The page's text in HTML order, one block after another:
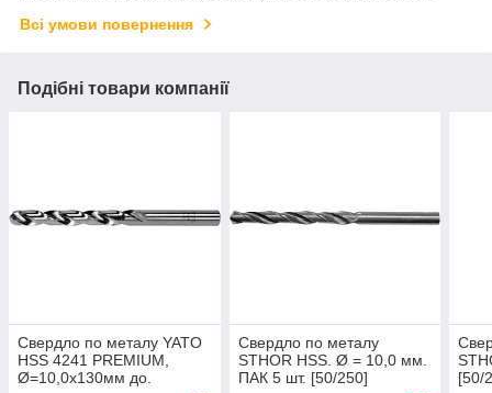
Всі умови повернення
Подібні товари компанії
Свердло по металу YATO
HSS 4241 PREMIUM,
Ø=10,0х130мм до.
Свердло по металу
STHOR HSS. Ø = 10,0 мм.
ПАК 5 шт. [50/250]
[50/